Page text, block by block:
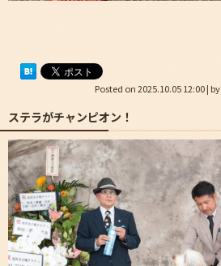
Posted on2025.10.05 12:00| by
ステラがチャンピオン！